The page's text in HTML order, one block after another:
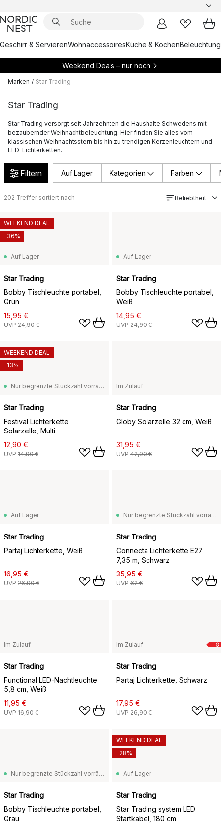
Geschirr & ServierenWohnaccessoiresKüche & KochenBeleuchtung
Weekend Deals – nur noch
Marken / Star Trading
Star Trading
Star Trading versorgt seit Jahrzehnten die Haushalte Schwedens mit
bezaubernder Weihnachtbeleuchtung. Hier finden Sie alles vom
klassischen Weihnachtsstern bis hin zu trendigen Kerzenleuchtern und
LED-Lichterketten.
Filtern Auf Lager Kategorien Farben
202 Treffer sortiert nach Beliebtheit
Auf Lager
Star Trading
Bobby Tischleuchte portabel,
Grün
15,95 €
UVP 24,90 €
WEEKEND DEAL
-36%
Auf Lager
Star Trading
Bobby Tischleuchte portabel,
Weiß
14,95 €
UVP 24,90 €
Nur begrenzte Stückzahl vorrätig
Star Trading
Festival Lichterkette
Solarzelle, Multi
12,90 €
UVP 14,90 €
WEEKEND DEAL
-13%
Im Zulauf
Star Trading
Globy Solarzelle 32 cm, Weiß
31,95 €
UVP 42,90 €
Auf Lager
Star Trading
Partaj Lichterkette, Weiß
16,95 €
UVP 26,90 €
Nur begrenzte Stückzahl vorrätig
Star Trading
Connecta Lichterkette E27
7,35 m, Schwarz
35,95 €
UVP 62 €
Im Zulauf
Star Trading
Functional LED-Nachtleuchte
5,8 cm, Weiß
11,95 €
UVP 16,90 €
G
Im Zulauf
Star Trading
Partaj Lichterkette, Schwarz
17,95 €
UVP 26,90 €
Nur begrenzte Stückzahl vorrätig
Star Trading
Bobby Tischleuchte portabel,
Grau
Auf Lager
Star Trading
Star Trading system LED
Startkabel, 180 cm
WEEKEND DEAL
-28%